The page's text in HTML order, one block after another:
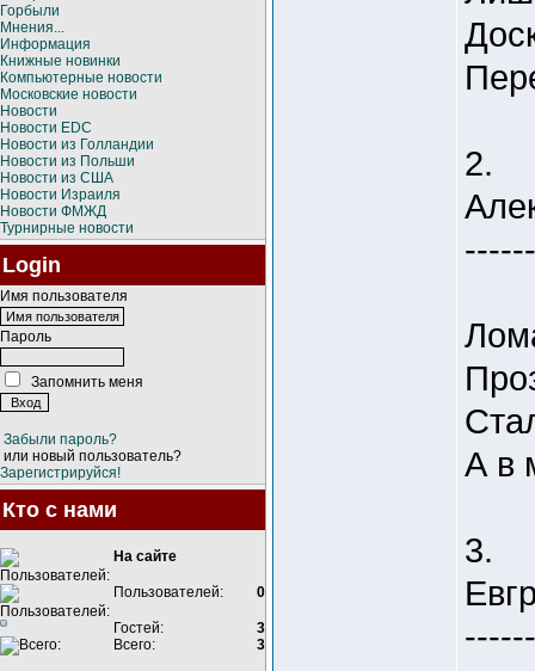
Горбыли
Мнения...
Информация
Книжные новинки
Компьютерные новости
Московские новости
Новости
Новости EDC
Новости из Голландии
Новости из Польши
Новости из США
Новости Израиля
Новости ФМЖД
Турнирные новости
Login
Имя пользователя
Пароль
Запомнить меня
Забыли пароль?
или новый пользователь?
Зарегистрируйся!
Кто с нами
На сайте
Пользователей: 0
Гостей:
3
Всего:
3
2.
А в
3.